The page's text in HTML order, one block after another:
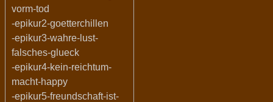
vorm-tod
-epikur2-goetterchillen
-epikur3-wahre-lust-
falsches-glueck
-epikur4-kein-reichtum-
macht-happy
-epikur5-freundschaft-ist-